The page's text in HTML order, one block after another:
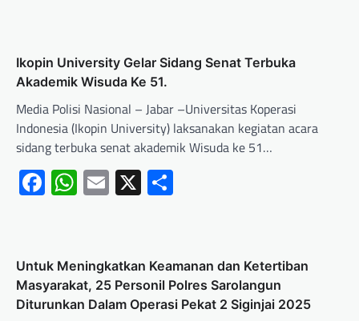
Ikopin University Gelar Sidang Senat Terbuka
Akademik Wisuda Ke 51.
Media Polisi Nasional – Jabar –Universitas Koperasi
Indonesia (Ikopin University) laksanakan kegiatan acara
sidang terbuka senat akademik Wisuda ke 51…
Facebook
WhatsApp
Email
X
Untuk Meningkatkan Keamanan dan Ketertiban
Masyarakat, 25 Personil Polres Sarolangun
Diturunkan Dalam Operasi Pekat 2 Siginjai 2025